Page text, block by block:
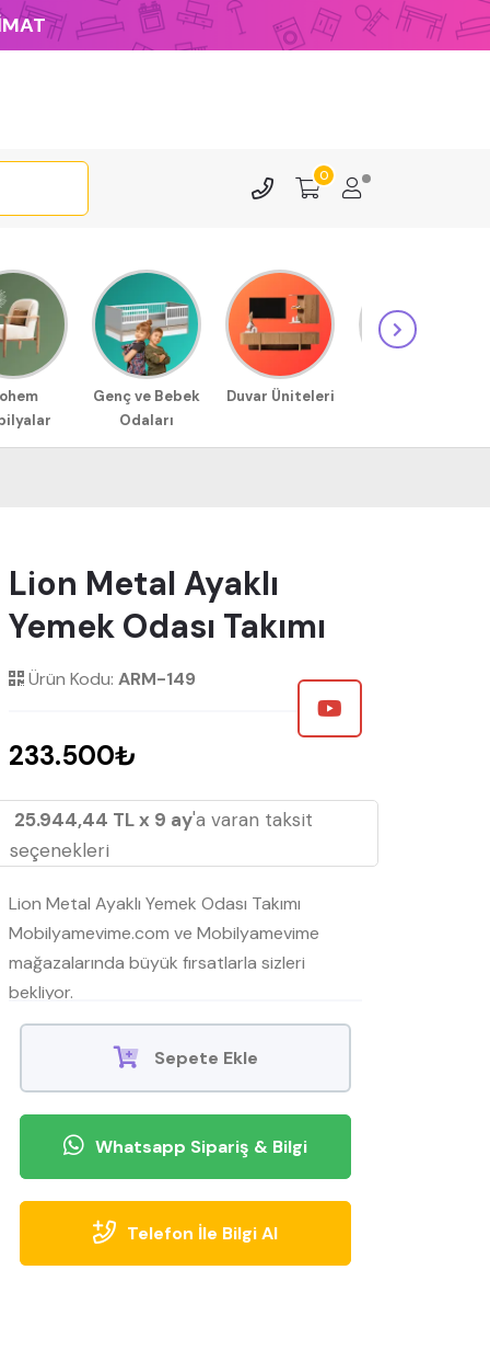
0
Genç ve Bebek
Odaları
Duvar Üniteleri
Lion Metal Ayaklı
Yemek Odası Takımı
Ürün Kodu: ARM-149
233.500₺
25.944,44 TL x 9 ay'a varan taksit
seçenekleri
Lion Metal Ayaklı Yemek Odası Takımı
Mobilyamevime.com ve Mobilyamevime
mağazalarında büyük fırsatlarla sizleri
bekliyor.
Sepete Ekle
Whatsapp Sipariş & Bilgi
Telefon İle Bilgi Al